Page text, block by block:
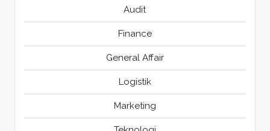
Audit
Finance
General Affair
Logistik
Marketing